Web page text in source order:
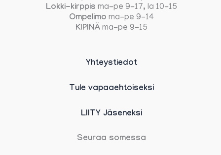
Lokki-kirppis ma-pe 9-17, la 10-15
Ompelimo ma-pe 9-14
KIPINÄ ma-pe 9-15
Yhteystiedot
Tule vapaaehtoiseksi
LIITY Jäseneksi
Seuraa somessa